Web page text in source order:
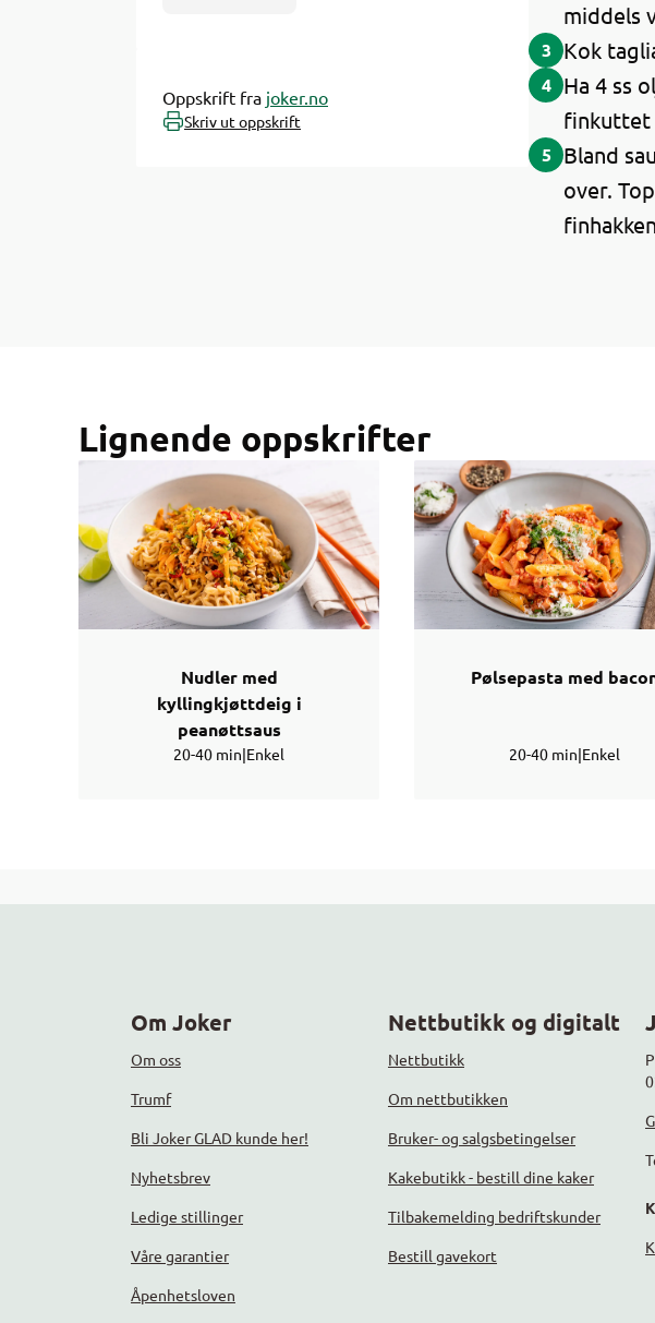
Oppskrift fra joker.no
Skriv ut oppskrift
middels
3 Kok
4 Ha 4 ss
finkuttet
5 Bland
over.
Lignende oppskrifter
Nudler med
kyllingkjøttdeig i
peanøttsaus
20-40 min|Enkel
Pølsepasta med
20-40 min|Enkel
Om Joker
Om oss
Trumf
Bli Joker GLAD kunde her!
Nyhetsbrev
Ledige stillinger
Våre garantier
Åpenhetsloven
Nettbutikk og digitalt
Nettbutikk
Om nettbutikken
Bruker- og salgsbetingelser
Kakebutikk - bestill dine kaker
Tilbakemelding bedriftskunder
Bestill gavekort